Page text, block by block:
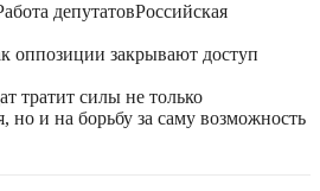
депутатовРоссийская
оппозиции закрывают доступ
тратит силы не только
но и на борьбу за саму возможность